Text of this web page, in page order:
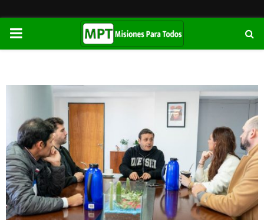
PRIMARY